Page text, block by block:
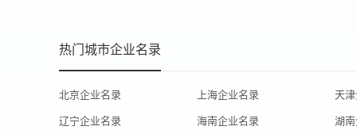
热门城市企业名录
北京企业名录 上海企业名录 天
辽宁企业名录 海南企业名录 湖